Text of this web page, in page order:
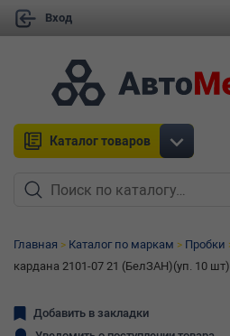
Вход
Каталог товаров
Главная Каталог по маркам Пробки
кардана 2101-07 21 (БелЗАН)(уп. 10 шт)
Добавить в закладки